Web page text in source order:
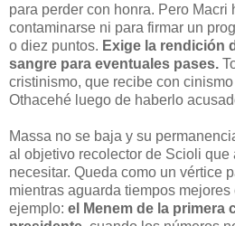
para perder con honra. Pero Macri
contaminarse ni para firmar un
o diez puntos. Exige la rendición
sangre para eventuales pases.
cristinismo, que recibe con
Othacehé luego de haberlo
Massa no se baja y su
al objetivo recolector de Scioli que
necesitar. Queda como un vértice
mientras aguarda tiempos
ejemplo: el Menem de la primera